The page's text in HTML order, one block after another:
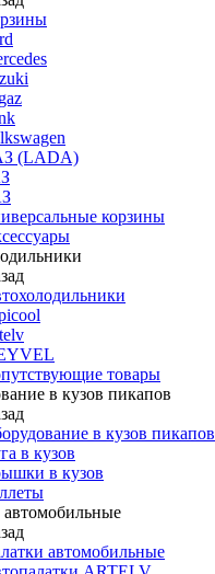
(LADA)
корзины
товары
в кузов пикапов
в кузов пикапов
в кузов
в кузов
автомобильные